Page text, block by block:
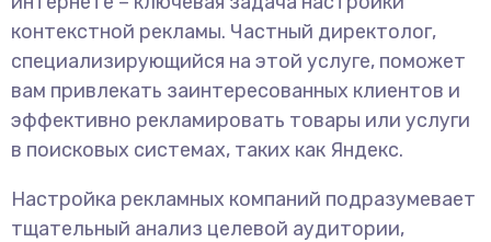
контекстной рекламы. Частный директолог,
специализирующийся на этой услуге, поможет
вам привлекать заинтересованных клиентов и
эффективно рекламировать товары или услуги
в поисковых системах, таких как Яндекс.
Настройка рекламных компаний подразумевает
тщательный анализ целевой аудитории,